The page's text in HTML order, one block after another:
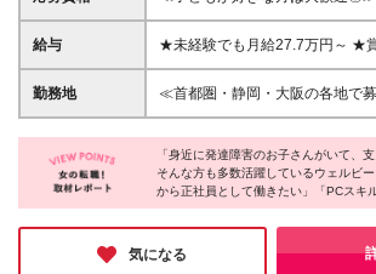
第二新卒OK/学歴不問 【必須条件】 下記いずれかの資
格をお持ちの方 □保育士 □幼稚園
給与
★未経験でも月給27.7万円～ ★
-------- 【児童指導員】 月給27.7
律支給の手当含む） ※固定残業
の手当含む） ※固定残業代20時
みます。超過分は別途支給 ※能力・経験により決定 ※
試用期間3ヶ月～6ヵ月 その間
より給与額を決定 ※試用期間中
に支給（条件あり） ＜報酬水準の引上げを目的に賞
勤務地
≪首都圏・静岡・大阪の各地で
慮して勤務地を決定します！希
100％ 【幼児教室】 ■千葉（松戸市、浦安市、市川
市、柏市、船橋市、千葉市、流
市、志木市、川口市、川越市、
春日部市、八潮市） ■神奈川（横
沢市、川崎市） ■東京（立川市
岡市） ■大阪（高槻市、大阪市中
「身近に発達障害のお子さんがいて、
そんな方も多数活躍しているウェルビ
から正社員として働きたい」「PCスキ
由で入社した方もいるとのこと。
そんな同社は福利厚生や制度面も常に
ットツールや研修ツール導入なども積
基盤のもと、長く働きたい人にオスス
気になる